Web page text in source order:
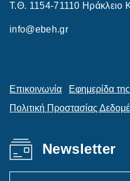
Τ.Θ. 1154-71110 Ηράκλειο
info@ebeh.gr
Επικοινωνία
Εφημερίδα
Πολιτική Προστασίας
Newsletter